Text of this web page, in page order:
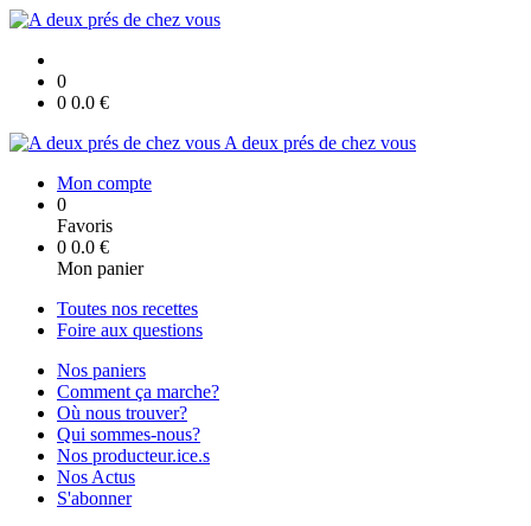
0
0 0.0 €
A deux prés de chez vous
Mon compte
0
Favoris
0 0.0 €
Mon panier
Toutes nos recettes
Foire aux questions
Nos paniers
Comment ça marche?
Où nous trouver?
Qui sommes-nous?
Nos producteur.ice.s
Nos Actus
S'abonner